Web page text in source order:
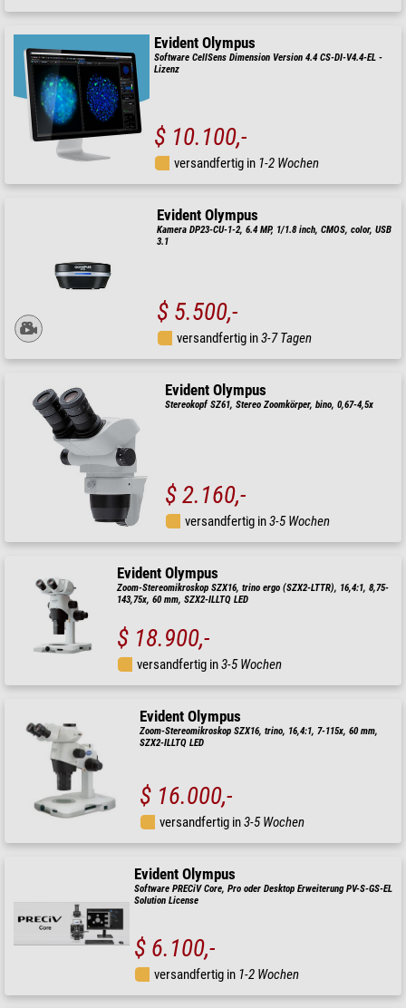
Evident Olympus
Software CellSens Dimension Version 4.4 CS-DI-V4.4-EL -
Lizenz
$ 10.100,-
versandfertig in 1-2 Wochen
Evident Olympus
Kamera DP23-CU-1-2, 6.4 MP, 1/1.8 inch, CMOS, color, USB
3.1
$ 5.500,-
versandfertig in3-7 Tagen
Evident Olympus
Stereokopf SZ61, Stereo Zoomkörper, bino, 0,67-4,5x
$ 2.160,-
versandfertig in3-5 Wochen
Evident Olympus
Zoom-Stereomikroskop SZX16, trino ergo (SZX2-LTTR), 16,4:1, 8,75-
143,75x, 60 mm, SZX2-ILLTQ LED
$ 18.900,-
versandfertig in3-5 Wochen
Evident Olympus
Zoom-Stereomikroskop SZX16, trino, 16,4:1, 7-115x, 60 mm,
SZX2-ILLTQ LED
$ 16.000,-
versandfertig in3-5 Wochen
Evident Olympus
Software PRECiV Core, Pro oder Desktop Erweiterung PV-S-GS-EL
Solution License
$ 6.100,-
versandfertig in 1-2 Wochen